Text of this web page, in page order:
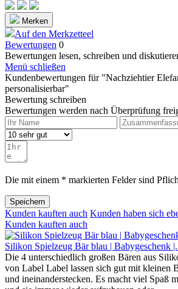
Merken
Auf den Merkzetteel
Bewertungen 0
Bewertungen lesen, schreiben und
Menü schließen
Kundenbewertungen für "Nachziehtier
personalisierbar"
Bewertung schreiben
Bewertungen werden nach Überprüfung
Die mit einem * markierten Felder sind
Speichern
Kunden kauften auch Kunden haben sich
Kunden kauften auch
Silikon Spielzeug Bär blau | Babygeschenk
Die 4 unterschiedlich großen Bären aus
von Label Label lassen sich gut mit kleinen
und ineinanderstecken. Es macht viel Spaß